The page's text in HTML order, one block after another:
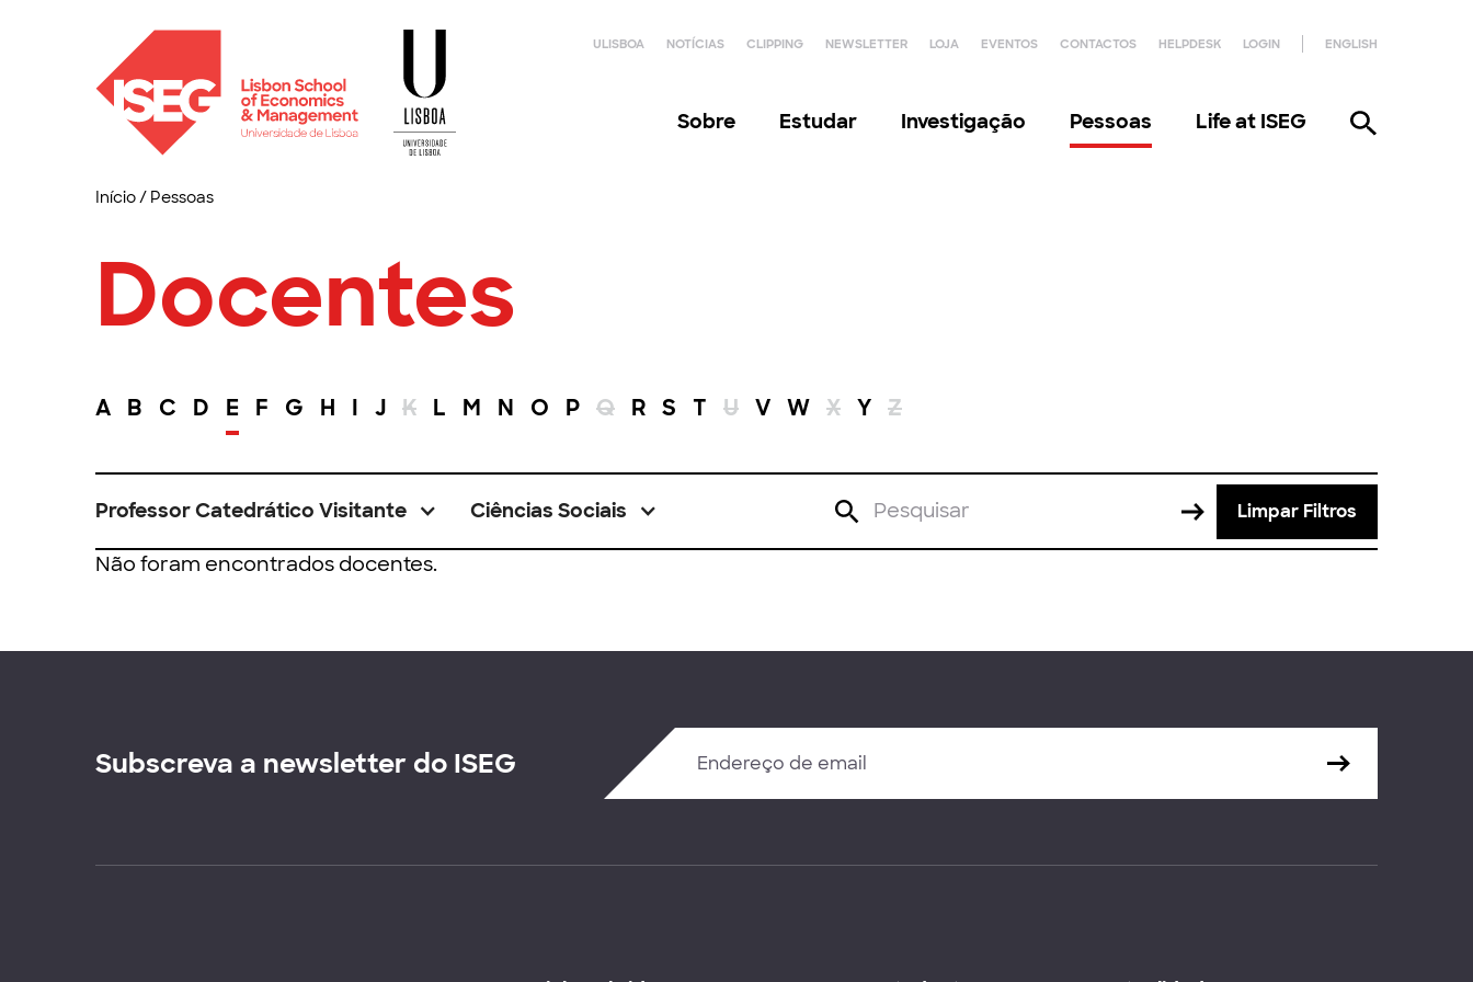
ULISBOA NOTÍCIAS CLIPPING NEWSLETTER LOJA EVENTOS CONTACTOS HELPDESK LOGIN ENGLISH
Sobre Estudar Investigação Pessoas Life at ISEG
Início/ Pessoas
Docentes
A B C D E F G H I J K L M N O P Q R S T U V W X Y Z
Professor Catedrático Visitante Ciências Sociais Limpar Filtros
Não foram encontrados docentes.
Subscreva a newsletter do ISEG